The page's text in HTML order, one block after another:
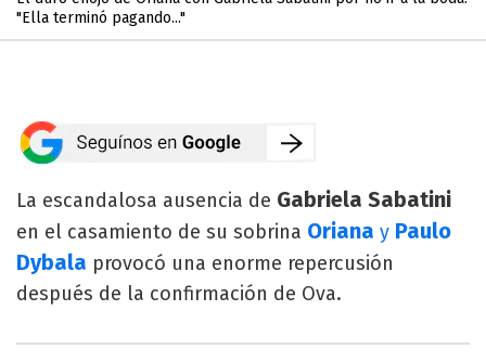
"Ella terminó pagando..."
La escandalosa ausencia de Gabriela Sabatini
en el casamiento de su sobrina Oriana y Paulo
Dybala provocó una enorme repercusión
después de la confirmación de Ova.